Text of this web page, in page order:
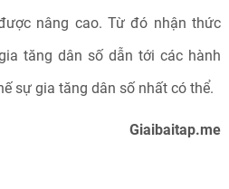
nâng cao. Từ đó nhận thức
tăng dân số dẫn tới các hành
sự gia tăng dân số nhất có thể.
Giaibaitap.me